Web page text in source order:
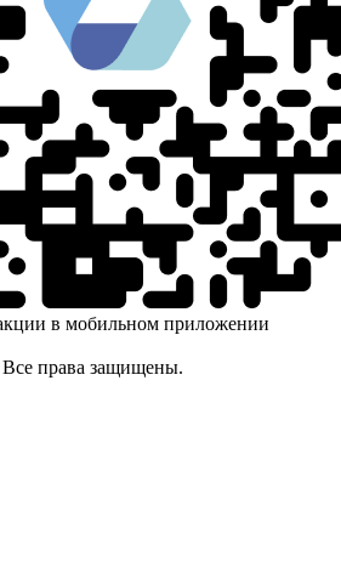
в мобильном приложении
права защищены.